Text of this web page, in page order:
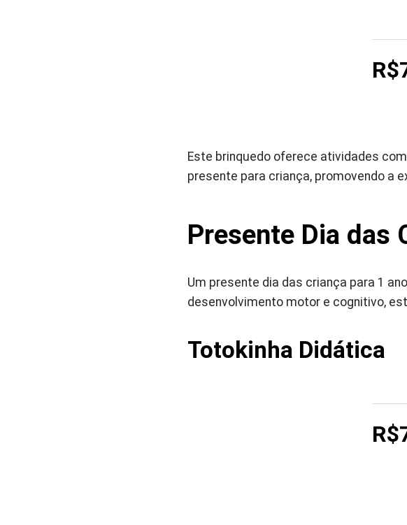
Este brinquedo oferece atividades
presente para criança, promovendo a
Presente Dia das
Um presente dia das criança para 1
desenvolvimento motor e cognitivo,
Totokinha Didática